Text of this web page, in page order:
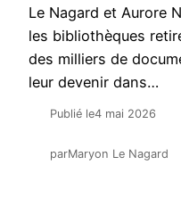
Le Nagard et Aurore
les bibliothèques
des milliers de
leur devenir dans…
Publié le4 mai 2026
parMaryon Le Nagard